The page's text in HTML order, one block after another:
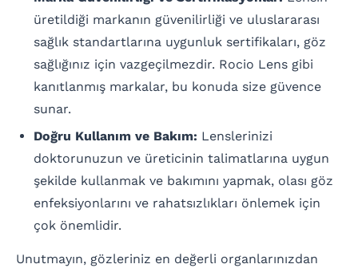
üretildiği markanın güvenilirliği ve uluslararası
sağlık standartlarına uygunluk sertifikaları, göz
sağlığınız için vazgeçilmezdir. Rocio Lens gibi
kanıtlanmış markalar, bu konuda size güvence
sunar.
Doğru Kullanım ve Bakım: Lenslerinizi
doktorunuzun ve üreticinin talimatlarına uygun
şekilde kullanmak ve bakımını yapmak, olası göz
enfeksiyonlarını ve rahatsızlıkları önlemek için
çok önemlidir.
Unutmayın, gözleriniz en değerli organlarınızdan